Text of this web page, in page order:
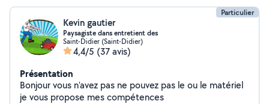
Particulier
Kevin gautier
Paysagiste dans entretient des
Saint-Didier (Saint-Didier)
4,4/5 (37 avis)
Présentation
Bonjour vous n'avez pas ne pouvez pas le ou le matériel
je vous propose mes compétences